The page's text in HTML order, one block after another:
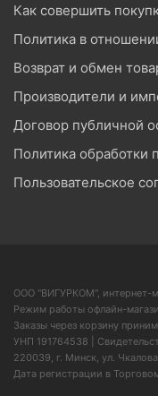
Как совершить
Политика в
Возврат и обмен
Производители и
Договор публичной
Политика обработки
Пользовательское
ООО "ВИГУРКОМ", интернет-
Режим работы офлайн-
Заказы через корзину
УНП 191764538 |
220039, г. Минск, ул.
Дата регистрации в